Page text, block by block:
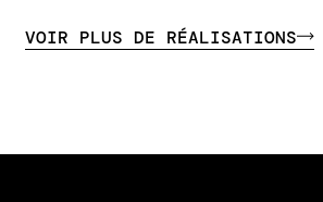
VOIR PLUS DE RÉALISATIONS